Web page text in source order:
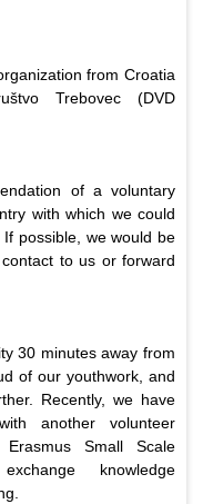
from Croatia
Trebovec (DVD
of a voluntary
with which we could
possible, we would be
to us or forward
30 minutes away from
of our youthwork, and
Recently, we have
another volunteer
Small Scale
knowledge